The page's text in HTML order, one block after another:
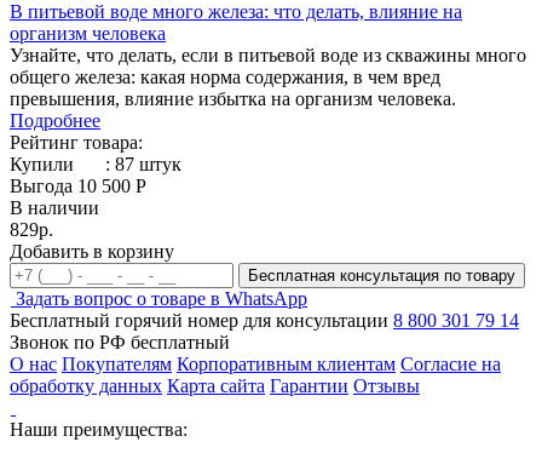
В питьевой воде много железа: что делать, влияние на
организм человека
Узнайте, что делать, если в питьевой воде из скважины много
общего железа: какая норма содержания, в чем вред
превышения, влияние избытка на организм человека.
Подробнее
Рейтинг товара:
Купили
: 87 штук
Выгода 10 500 Р
В наличии
829р.
Добавить в корзину
Бесплатная консультация по товару
Задать вопрос о товаре в WhatsApp
Бесплатный горячий номер для консультации 8 800 301 79 14
Звонок по РФ бесплатный
О нас Покупателям Корпоративным клиентам Согласие на
обработку данных Карта сайта Гарантии Отзывы
Наши преимущества: